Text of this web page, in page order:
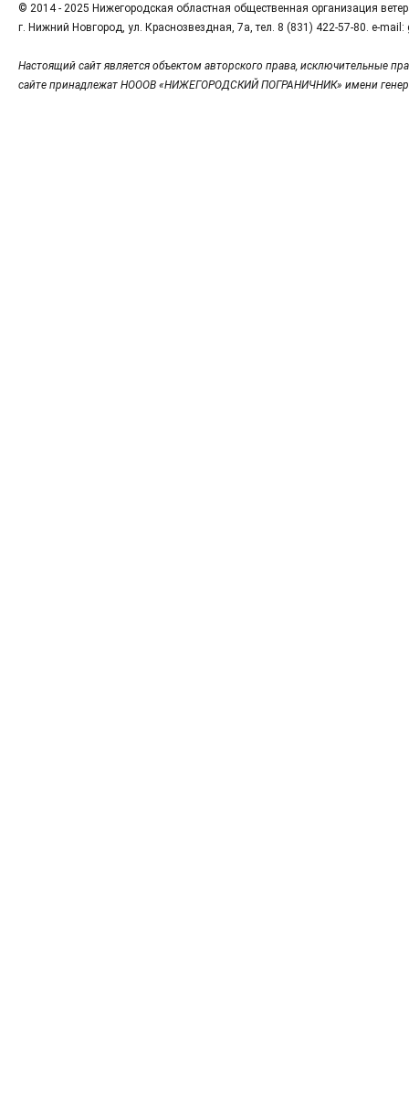
© 2014 - 2025 Нижегородская областная общественная организация
г. Нижний Новгород, ул. Краснозвездная, 7а, тел. 8 (831) 422-57-80. e-
Настоящий сайт является объектом авторского права, исключительные
сайте принадлежат НОООВ «НИЖЕГОРОДСКИЙ ПОГРАНИЧНИК» имени